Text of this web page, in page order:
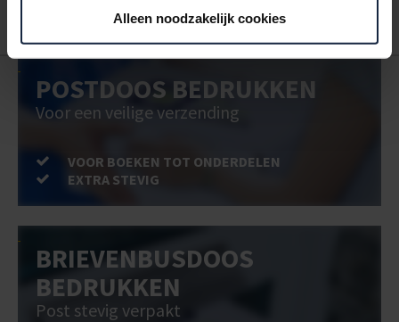
Alleen noodzakelijk cookies
POSTDOOS BEDRUKKEN
Voor een veilige verzending
VOOR BOEKEN TOT ONDERDELEN
EXTRA STEVIG
BRIEVENBUSDOOS
BEDRUKKEN
Post stevig verpakt